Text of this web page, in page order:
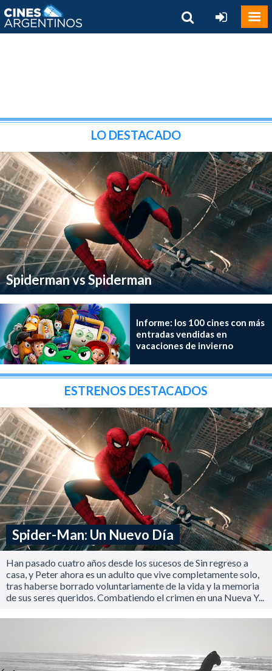
LO DESTACADO
Spiderman vs Spiderman
Informe: los 100 cines con más
entradas vendidas en
vacaciones de invierno
ESTRENOS DESTACADOS
Spider-Man: Un Nuevo Día
Han pasado cuatro años desde los sucesos de Sin regreso a
casa, y Peter ahora es un adulto que vive completamente solo,
tras haberse borrado voluntariamente de la vida y la memoria
de sus seres queridos. Combatiendo el crimen en una Nueva Y...